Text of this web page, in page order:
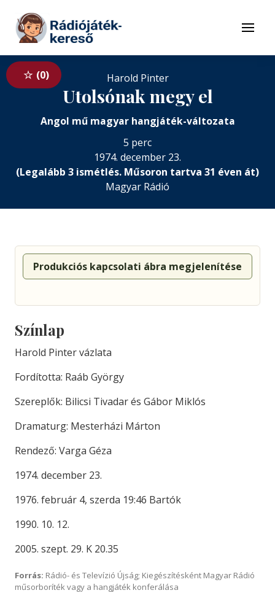
Tovább a tartalomhoz
Menü
0 Harold Pinter
Utolsónak megy el
Angol mű magyar hangjáték-változata
5 perc
1974. december 23.
(Legalább 3 ismétlés. Műsoron tartva 31 éven át)
Magyar Rádió
Produkciós kapcsolati ábra megjelenítése
Színlap
Harold Pinter vázlata
Fordította: Raáb György
Szereplők: Bilicsi Tivadar és Gábor Miklós
Dramaturg: Mesterházi Márton
Rendező: Varga Géza
1974. december 23.
1976. február 4, szerda 19:46 Bartók
1990. 10. 12.
2005. szept. 29. K 20.35
Forrás: Rádió- és Televízió Újság; Kiegészítésként Magyar Rádió
műsorboríték vagy a hangjáték konferálása